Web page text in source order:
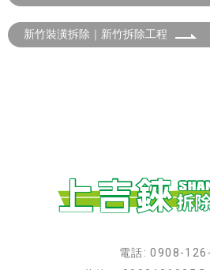
新竹裝潢拆除｜新竹拆除工程
電話: 0908-